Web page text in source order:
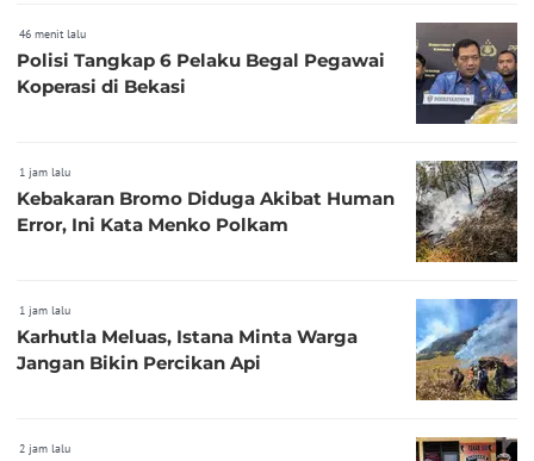
46 menit lalu
Polisi Tangkap 6 Pelaku Begal Pegawai
Koperasi di Bekasi
1 jam lalu
Kebakaran Bromo Diduga Akibat Human
Error, Ini Kata Menko Polkam
1 jam lalu
Karhutla Meluas, Istana Minta Warga
Jangan Bikin Percikan Api
2 jam lalu